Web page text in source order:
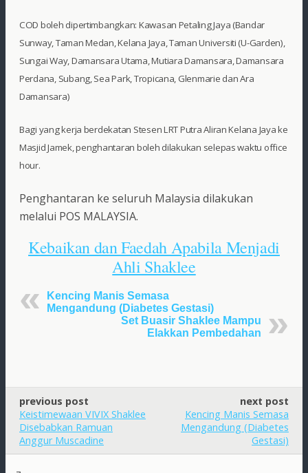
COD boleh dipertimbangkan: Kawasan Petaling Jaya (Bandar
Sunway, Taman Medan, Kelana Jaya, Taman Universiti (U-Garden),
Sungai Way, Damansara Utama, Mutiara Damansara, Damansara
Perdana, Subang, Sea Park, Tropicana, Glenmarie dan Ara
Damansara)
Bagi yang kerja berdekatan Stesen LRT Putra Aliran Kelana Jaya ke
Masjid Jamek, penghantaran boleh dilakukan selepas waktu office
hour.
Penghantaran ke seluruh Malaysia dilakukan
melalui POS MALAYSIA.
Kebaikan dan Faedah Apabila Menjadi
Ahli Shaklee
Kencing Manis Semasa
Mengandung (Diabetes Gestasi)
Set Buasir Shaklee Mampu
Elakkan Pembedahan
previous post
Keistimewaan VIVIX Shaklee
Disebabkan Ramuan
Anggur Muscadine
next post
Kencing Manis Semasa
Mengandung (Diabetes
Gestasi)